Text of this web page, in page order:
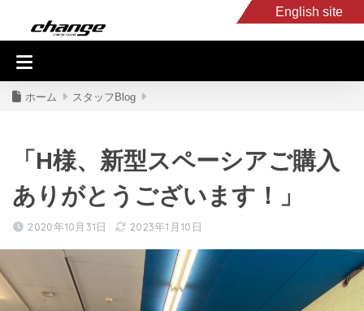
English site
入庫車情報
ホーム スタッフBlog
「H様、新型スペーシアご購入
ありがとうございます！」
2020年10月31日 2023年1月10日